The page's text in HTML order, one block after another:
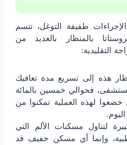
طفيفة التوغل، تتسم
بالمنظار بالعديد من
التقليدية:
هذه إلى تسريع مدة تعافيك
فحوالي خمسين بالمائة
خضعوا لهذه العملية تمكنوا من
لتناول مسكنات الألم التي
وإنما أي مسكن خفيف قد